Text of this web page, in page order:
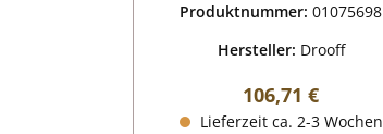
Produktnummer:01075698
Hersteller: Drooff
Regulärer Preis:
106,71 €
Lieferzeit ca. 2-3 Wochen